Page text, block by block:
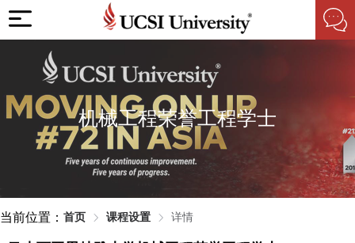
机械工程荣誉工程学士
当前位置： 首页 课程设置 详情